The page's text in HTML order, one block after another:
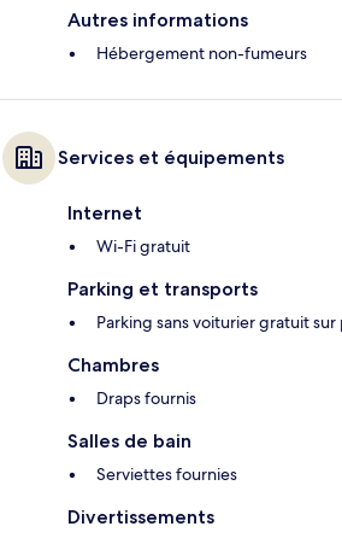
Autres informations
Hébergement non-fumeurs
Services et équipements
Internet
Wi-Fi gratuit
Parking et transports
Parking sans voiturier gratuit sur
Chambres
Draps fournis
Salles de bain
Serviettes fournies
Divertissements